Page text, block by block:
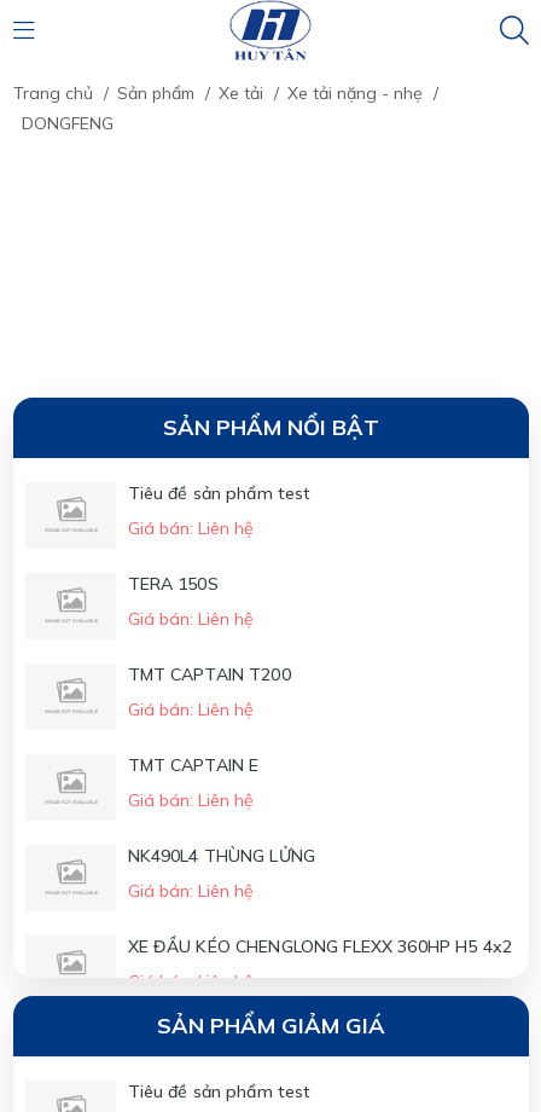
Trang chủ / Sản phẩm / Xe tải / Xe tải nặng - nhẹ /
DONGFENG
SẢN PHẨM NỔI BẬT
Tiêu đề sản phẩm test
Giá bán: Liên hệ
TERA 150S
Giá bán: Liên hệ
TMT CAPTAIN T200
Giá bán: Liên hệ
TMT CAPTAIN E
Giá bán: Liên hệ
NK490L4 THÙNG LỬNG
Giá bán: Liên hệ
XE ĐẦU KÉO CHENGLONG FLEXX 360HP H5 4x2
Giá bán: Liên hệ
XE ĐẦU KÉO CHENGLONG FLEXX 310HP H5 4x2
SẢN PHẨM GIẢM GIÁ
Tiêu đề sản phẩm test